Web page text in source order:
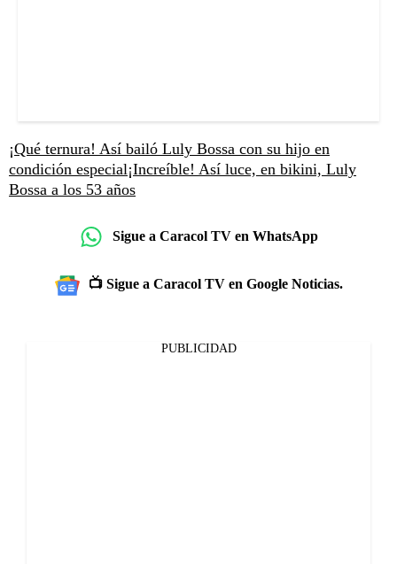
¡Qué ternura! Así bailó Luly Bossa con su hijo en
condición especial¡Increíble! Así luce, en bikini, Luly
Bossa a los 53 años
Sigue a Caracol TV en WhatsApp
📺 Sigue a Caracol TV en Google Noticias.
PUBLICIDAD